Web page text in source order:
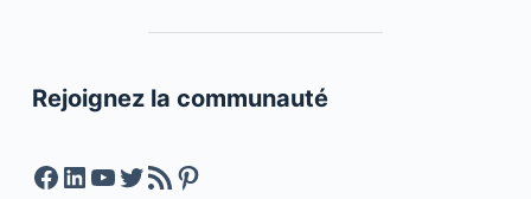
Rejoignez la communauté
Facebook
LinkedIn
YouTube
Twitter
Feed RSSPinterest